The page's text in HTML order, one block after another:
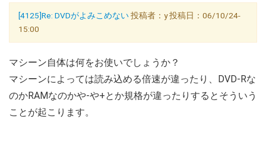
[4125]Re: DVDがよみこめない投稿者：y 投稿日：06/10/24-
15:00
マシーン自体は何をお使いでしょうか？
マシーンによっては読み込める倍速が違ったり、DVD-Rな
のかRAMなのかや-や+とか規格が違ったりするとそういう
ことが起こります。